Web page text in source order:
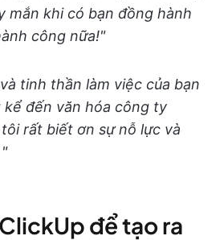
mắn khi có bạn đồng hành
công nữa!"
tinh thần làm việc của bạn
đến văn hóa công ty
rất biết ơn sự nỗ lực và
để tạo ra